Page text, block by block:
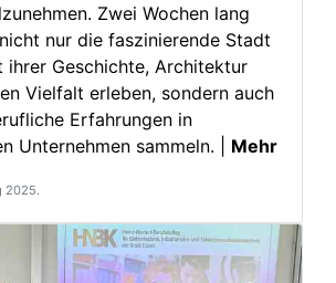
Zwei Wochen lang
nur die faszinierende Stadt
ihrer Geschichte, Architektur
Vielfalt erleben, sondern auch
Erfahrungen in
Unternehmen sammeln. | Mehr
2025.